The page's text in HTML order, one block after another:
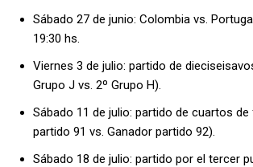
Sábado 27 de junio: Colombia vs.
19:30 hs.
Viernes 3 de julio: partido de
Grupo J vs. 2º Grupo H).
Sábado 11 de julio: partido de cuartos de
partido 91 vs. Ganador partido 92).
Sábado 18 de julio: partido por el tercer